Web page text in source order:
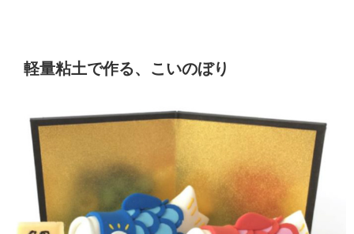
軽量粘土で作る、こいのぼり